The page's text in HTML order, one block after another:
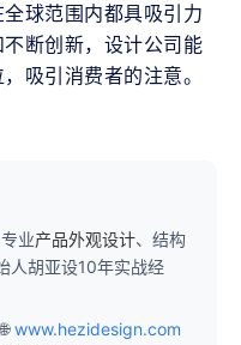
球范围内都具吸引力
断创新，设计公司能
吸引消费者的注意。
业产品外观设计、结构
人胡亚设10年实战经
www.hezidesign.com